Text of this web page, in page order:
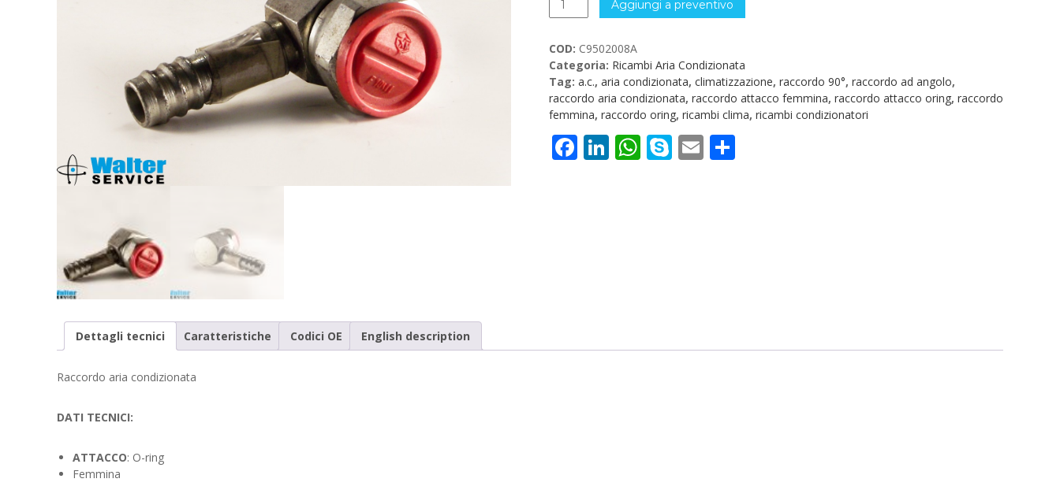
O-
Aria
Condizionata
C9502008A
quantità
Aggiungi a preventivo
COD: C9502008A
Categoria: Ricambi Aria Condizionata
Tag: a.c., aria condizionata, climatizzazione, raccordo 90°, raccordo ad angolo,
raccordo aria condizionata, raccordo attacco femmina, raccordo attacco oring, raccordo
femmina, raccordo oring, ricambi clima, ricambi condizionatori
Facebook
LinkedIn
WhatsApp
Skype
Email
Dettagli tecnici Caratteristiche Codici OE English description
Raccordo aria condizionata
DATI TECNICI:
ATTACCO: O-ring
Femmina